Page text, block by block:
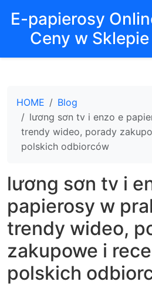
E-papierosy
Ceny w
HOME
Blog
lương sơn tv i enzo e
trendy wideo, porady
polskich odbiorców
lương sơn tv i
papierosy w
trendy wideo,
zakupowe i
polskich